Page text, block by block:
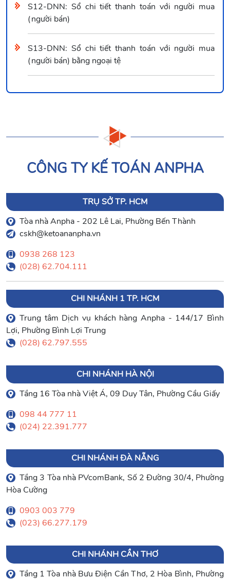
S12-DNN: Sổ chi tiết thanh toán với người mua
(người bán)
S13-DNN: Sổ chi tiết thanh toán với người mua
(người bán) bằng ngoại tệ
CÔNG TY KẾ TOÁN ANPHA
TRỤ SỞ TP. HCM
Tòa nhà Anpha - 202 Lê Lai, Phường Bến Thành
cskh@ketoananpha.vn
0938 268 123
(028) 62.704.111
CHI NHÁNH 1 TP. HCM
Trung tâm Dịch vụ khách hàng Anpha - 144/17 Bình
Lợi, Phường Bình Lợi Trung
(028) 62.797.555
CHI NHÁNH HÀ NỘI
Tầng 16 Tòa nhà Việt Á, 09 Duy Tân, Phường Cầu Giấy
098 44 777 11
(024) 22.391.777
CHI NHÁNH ĐÀ NẴNG
Tầng 3 Tòa nhà PVcomBank, Số 2 Đường 30/4, Phường
Hòa Cường
0903 003 779
(023) 66.277.179
CHI NHÁNH CẦN THƠ
Tầng 1 Tòa nhà Bưu Điện Cần Thơ, 2 Hòa Bình, Phường